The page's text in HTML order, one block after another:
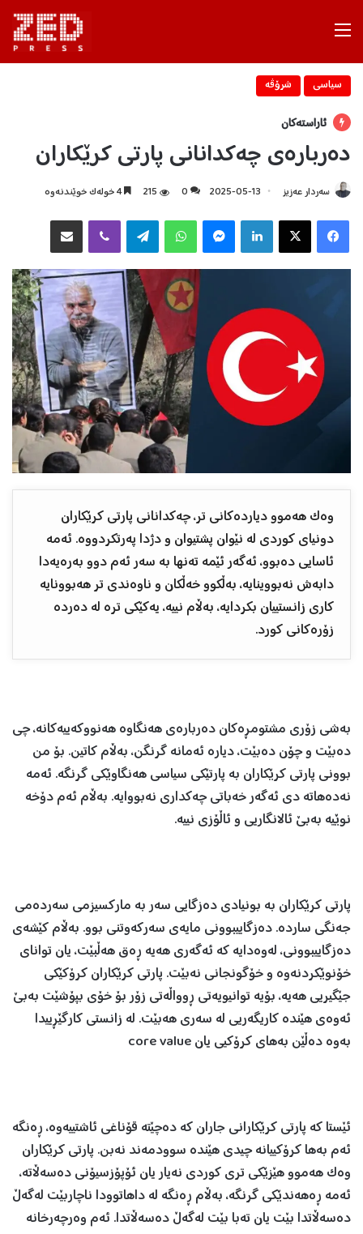
سیاسی شرۆڤه‌
ئاراستەکان
دەربارەی چەکدانانی پارتی کرێکاران
سه‌ردار عه‌زیز 2025-05-13
0
215 4 خولەک خوێندنەوە
X
Telegram
وەک هەموو دیاردەکانی تر، چەکدانانی پارتی کرێکاران
دونیای کوردی لە نێوان پشتیوان و دژدا پەرتکردووە. ئەمە
ئاسایی دەبوو، ئەگەر ئێمە تەنها بە سەر ئەم دوو بەرەیەدا
دابەش نەبووینایە، بەڵکوو خەڵکان و ناوەندی تر هەبوونایە
کاری زانستییان بکردایە، بەڵام نییە، یەکێکی ترە لە دەردە
زۆرەکانی کورد.
بەشی زۆری مشتومڕەکان دەربارەی هەنگاوە هەنووکەییەکانە، چی
دەبێت و چۆن دەبێت، دیارە ئەمانە گرنگن، بەڵام کاتین. بۆ من
بوونی پارتی کرێکاران بە پارتێکی سیاسی هەنگاوێکی گرنگە. ئەمە
نەدەهاتە دی ئەگەر خەباتی چەکداری نەبووایە. بەڵام ئەم دۆخە
نوێیە بەبێ ئالانگاریی و ئاڵۆزی نییە.
پارتی کرێکاران بە بونیادی دەزگایی سەر بە مارکسیزمی سەردەمی
جەنگی ساردە. دەزگاییبوونی مایەی سەرکەوتنی بوو. بەڵام کێشەی
دەزگاییبوونی، لەوەدایە کە ئەگەری هەیە ڕەق هەڵبێت، یان توانای
خۆنوێکردنەوە و خۆگونجانی نەبێت. پارتی کرێکاران کرۆکێکی
جێگیریی هەیە، بۆیە توانیویەتی ڕوواڵەتی زۆر بۆ خۆی بپۆشێت بەبێ
ئەوەی هێندە کاریگەریی لە سەری هەبێت. لە زانستی کارگێڕییدا
بەوە دەڵێن بەهای کرۆکیی یان core value
ئێستا کە پارتی کرێکارانی جاران کە دەچێتە قۆناغی ئاشتییەوە، ڕەنگە
ئەم بەها کرۆکییانە چیدی هێندە سوودمەند نەبن. پارتی کرێکاران
وەک هەموو هێزێکی تری کوردی نەیار یان ئۆپۆزسیۆنی دەسەڵاتە،
ئەمە ڕەهەندێکی گرنگە، بەڵام ڕەنگە لە داهاتوودا ناچاربێت لەگەڵ
دەسەڵاتدا بێت یان تەبا بێت لەگەڵ دەسەڵاتدا. ئەم وەرچەرخانە